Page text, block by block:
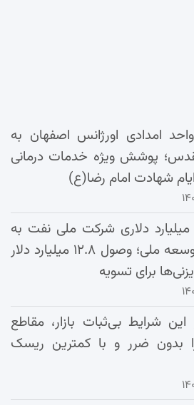
اعزام ۵ واحد امدادی اورژانس اصفهان به
پوشش ویژه خدمات درمانی
ایام شهادت امام رضا(ع)
بدهی ۱۷ میلیارد دلاری شرکت ملی نفت به
صندوق توسعه ملی؛ وصول ۱۲.۸ میلیارد دلار
برای تسویه
شرایط بی‌ثبات بازار، مقاطع
بدون ضرر و با کمترین ریسک